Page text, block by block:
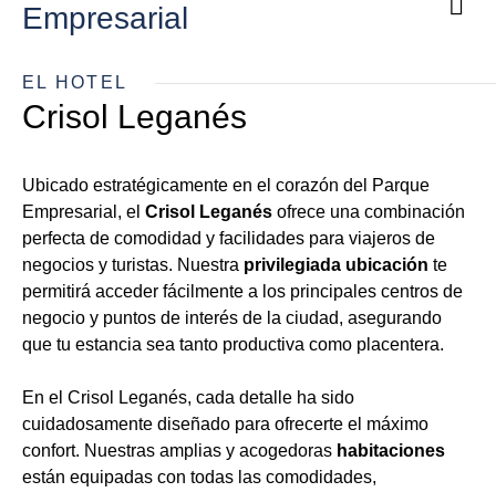
Empresarial
EL HOTEL
Crisol Leganés
Ubicado estratégicamente en el corazón del Parque
Empresarial, el Crisol Leganés ofrece una combinación
perfecta de comodidad y facilidades para viajeros de
negocios y turistas. Nuestra privilegiada ubicación te
permitirá acceder fácilmente a los principales centros de
negocio y puntos de interés de la ciudad, asegurando
que tu estancia sea tanto productiva como placentera.
En el Crisol Leganés, cada detalle ha sido
cuidadosamente diseñado para ofrecerte el máximo
confort. Nuestras amplias y acogedoras habitaciones
están equipadas con todas las comodidades,